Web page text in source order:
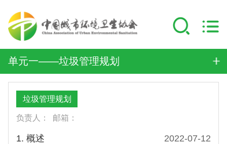
单元一——垃圾管理规划
垃圾管理规划
负责人： 邮箱：
1. 概述
2022-07-12